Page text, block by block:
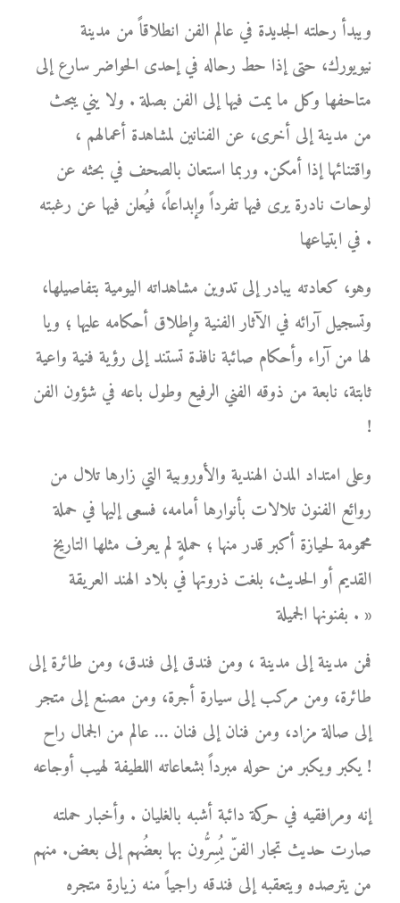
ويبدأ رحلته الجديدة في عالم الفن انطلاقاً من مدينة
نيويورك، حتى إذا حط رحاله في إحدى الحواضر سارع إلى
متاحفها وكل ما يمت فيها إلى الفن بصلة . ولا يني يبحث
من مدينة إلى أخرى، عن الفنانين لمشاهدة أعمالهم ،
واقتنائها إذا أمكن. وربما استعان بالصحف في بحثه عن
لوحات نادرة يرى فيها تفرداً وإبداعاً، فيُعلن فيها عن رغبته
في ابتياعها .
وهو، كعادته يبادر إلى تدوين مشاهداته اليومية بتفاصيلها،
وتسجيل آرائه في الآثار الفنية وإطلاق أحكامه عليها ؛ ويا
لها من آراء وأحكام صائبة نافذة تستند إلى رؤية فنية واعية
ثابتة، نابعة من ذوقه الفني الرفيع وطول باعه في شؤون الفن
!
وعلى امتداد المدن الهندية والأوروبية التي زارها تلال من
روائع الفنون تلالات بأنوارها أمامه، فسعى إليها في حملة
محمومة لحيازة أكبر قدر منها ؛ حملةٍ لم يعرف مثلها التاريخ
القديم أو الحديث، بلغت ذروتها في بلاد الهند العريقة
بفنونها الجميلة . »
فمن مدينة إلى مدينة ، ومن فندق إلى فندق، ومن طائرة إلى
طائرة، ومن مركب إلى سيارة أجرة، ومن مصنع إلى متجر
إلى صالة مزاد، ومن فنان إلى فنان … عالم من الجمال راح
يكبر ويكبر من حوله مبرداً بشعاعاته اللطيفة لهيب أوجاعه !
إنه ومرافقيه في حركة دائبة أشبه بالغليان . وأخبار حملته
صارت حديث تجار الفنّ يُسِرُّون بها بعضُهم إلى بعض. منهم
من يترصده ويتعقبه إلى فندقه راجياً منه زيارة متجره